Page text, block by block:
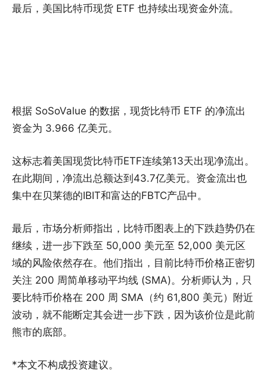
最后，美国比特币现货 ETF 也持续出现资金外流。
根据 SoSoValue 的数据，现货比特币 ETF 的净流出
资金为 3.966 亿美元。
这标志着美国现货比特币ETF连续第13天出现净流出。
在此期间，净流出总额达到43.7亿美元。资金流出也
集中在贝莱德的IBIT和富达的FBTC产品中。
最后，市场分析师指出，比特币图表上的下跌趋势仍在
继续，进一步下跌至 50,000 美元至 52,000 美元区
域的风险依然存在。他们指出，目前比特币价格正密切
关注 200 周简单移动平均线 (SMA)。分析师认为，只
要比特币价格在 200 周 SMA（约 61,800 美元）附近
波动，就不能断定其会进一步下跌，因为该价位是此前
熊市的底部。
*本文不构成投资建议。